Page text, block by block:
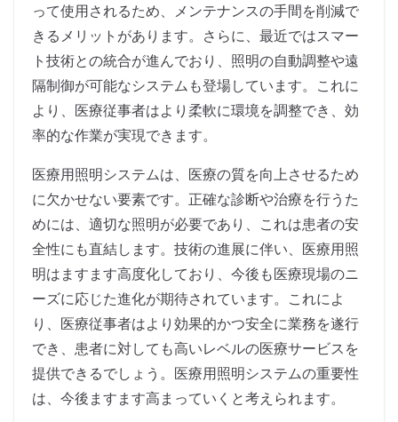
って使用されるため、メンテナンスの手間を削減で
きるメリットがあります。さらに、最近ではスマー
ト技術との統合が進んでおり、照明の自動調整や遠
隔制御が可能なシステムも登場しています。これに
より、医療従事者はより柔軟に環境を調整でき、効
率的な作業が実現できます。
医療用照明システムは、医療の質を向上させるため
に欠かせない要素です。正確な診断や治療を行うた
めには、適切な照明が必要であり、これは患者の安
全性にも直結します。技術の進展に伴い、医療用照
明はますます高度化しており、今後も医療現場のニ
ーズに応じた進化が期待されています。これによ
り、医療従事者はより効果的かつ安全に業務を遂行
でき、患者に対しても高いレベルの医療サービスを
提供できるでしょう。医療用照明システムの重要性
は、今後ますます高まっていくと考えられます。